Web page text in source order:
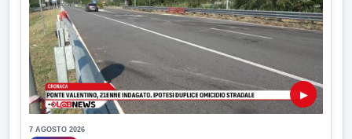
▶
7 AGOSTO 2026